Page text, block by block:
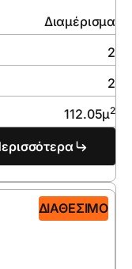
Διαμέρισμα
2
2
112.05μ2
ΔΙΑΘΈΣΙΜΟ